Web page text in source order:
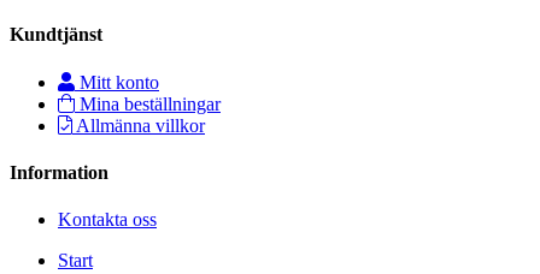
Kundtjänst
Mitt konto
Mina beställningar
Allmänna villkor
Information
Kontakta oss
Start